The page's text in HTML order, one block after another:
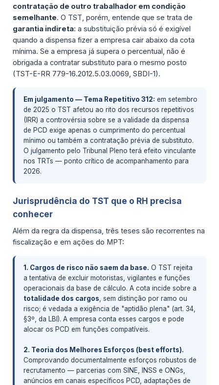
contratação de outro trabalhador em condição
semelhante. O TST, porém, entende que se trata de
garantia indireta: a substituição prévia só é exigível
quando a dispensa fizer a empresa cair abaixo da cota
mínima. Se a empresa já supera o percentual, não é
obrigada a contratar substituto para o mesmo posto
(TST-E-RR 779-16.2012.5.03.0069, SBDI-1).
Em julgamento — Tema Repetitivo 312: em setembro
de 2025 o TST afetou ao rito dos recursos repetitivos
(IRR) a controvérsia sobre se a validade da dispensa
de PCD exige apenas o cumprimento do percentual
mínimo ou também a contratação prévia de substituto.
O julgamento pelo Tribunal Pleno terá efeito vinculante
nos TRTs — ponto crítico de acompanhamento para
2026.
Jurisprudência do TST que o RH precisa
conhecer
Além da regra da dispensa, três teses são recorrentes na
fiscalização e em ações do MPT:
1. Cargos de risco não saem da base. O TST rejeita
a tentativa de excluir motoristas, vigilantes e funções
operacionais da base de cálculo. A cota incide sobre a
totalidade dos cargos , sem distinção por ramo ou
risco; é vedada a exigência de "aptidão plena" (art. 34,
§3º, da LBI). A empresa conta esses cargos e pode
alocar os PCD em funções compatíveis.
2. Teoria dos Melhores Esforços (best efforts).
Comprovando documentalmente esforços robustos de
recrutamento — parcerias com SINE, INSS e ONGs,
anúncios em canais específicos PCD, adaptações de